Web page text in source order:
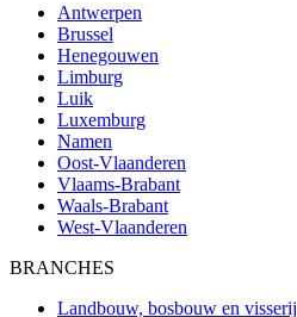
Antwerpen
Brussel
Henegouwen
Limburg
Luik
Luxemburg
Namen
Oost-Vlaanderen
Vlaams-Brabant
Waals-Brabant
West-Vlaanderen
BRANCHES
Landbouw, bosbouw en visserij